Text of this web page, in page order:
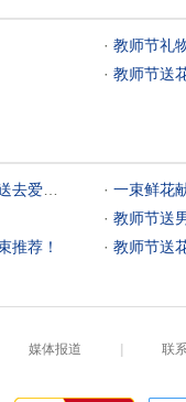
· 教师节礼
· 教师节送
惊喜 · 一束鲜花
· 教师节送
推荐！ · 教师节送
媒体报道 联